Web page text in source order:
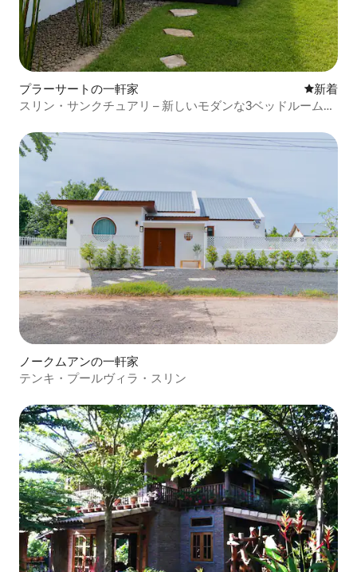
プラーサートの一軒家 新しい宿
新着
スリン・サンクチュアリ – 新しいモダンな3ベッドルームの
ノークムアンの一軒家
テンキ・プールヴィラ・スリン